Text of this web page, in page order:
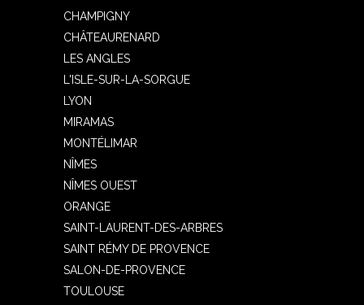
CHAMPIGNY
CHÂTEAURENARD
LES ANGLES
L'ISLE-SUR-LA-SORGUE
LYON
MIRAMAS
MONTÉLIMAR
NÎMES
NÎMES OUEST
ORANGE
SAINT-LAURENT-DES-ARBRES
SAINT RÉMY DE PROVENCE
SALON-DE-PROVENCE
TOULOUSE